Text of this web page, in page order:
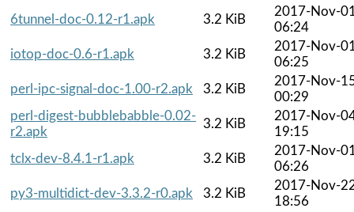
6tunnel-doc-0.12-r1.apk
3.2 KiB
2017-Nov-
06:24
iotop-doc-0.6-r1.apk
3.2 KiB
2017-Nov-
06:25
perl-ipc-signal-doc-1.00-r2.apk
3.2 KiB
2017-Nov-
00:29
perl-digest-bubblebabble-0.02-
r2.apk
3.2 KiB
2017-Nov-
19:15
tclx-dev-8.4.1-r1.apk
3.2 KiB
2017-Nov-
06:26
py3-multidict-dev-3.3.2-r0.apk
3.2 KiB
2017-Nov-
18:56